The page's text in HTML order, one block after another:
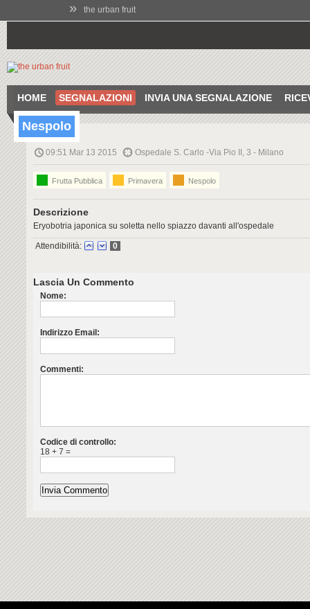
» the urban fruit
HOME SEGNALAZIONI INVIA UNA SEGNALAZIONE
Nespolo
09:51 Mar 13 2015 Ospedale S. Carlo -Via Pio II, 3 - Milano
Frutta Pubblica Primavera Nespolo
Descrizione
Eryobotria japonica su soletta nello spiazzo davanti all'ospedale
Attendibilità: 0
Lascia Un Commento
Nome:
Indirizzo Email:
Commenti:
Codice di controllo:
18 + 7 =